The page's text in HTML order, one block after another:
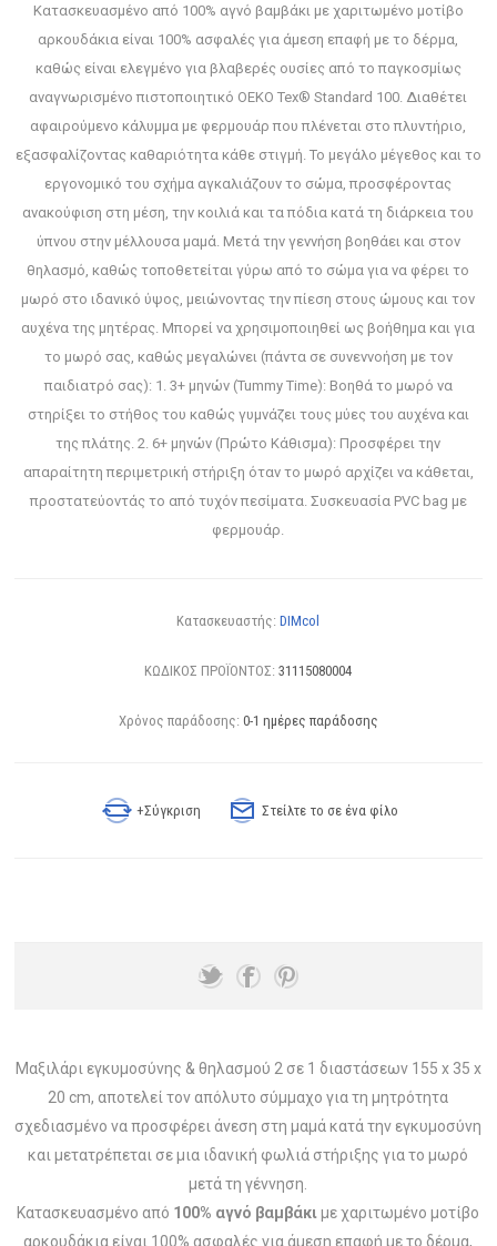
Κατασκευασμένο από 100% αγνό βαμβάκι με χαριτωμένο μοτίβο
αρκουδάκια είναι 100% ασφαλές για άμεση επαφή με το δέρμα,
καθώς είναι ελεγμένο για βλαβερές ουσίες από το παγκοσμίως
αναγνωρισμένο πιστοποιητικό OEKO Tex® Standard 100. Διαθέτει
αφαιρούμενο κάλυμμα με φερμουάρ που πλένεται στο πλυντήριο,
εξασφαλίζοντας καθαριότητα κάθε στιγμή. Το μεγάλο μέγεθος και το
εργονομικό του σχήμα αγκαλιάζουν το σώμα, προσφέροντας
ανακούφιση στη μέση, την κοιλιά και τα πόδια κατά τη διάρκεια του
ύπνου στην μέλλουσα μαμά. Μετά την γεννήση βοηθάει και στον
θηλασμό, καθώς τοποθετείται γύρω από το σώμα για να φέρει το
μωρό στο ιδανικό ύψος, μειώνοντας την πίεση στους ώμους και τον
αυχένα της μητέρας. Μπορεί να χρησιμοποιηθεί ως βοήθημα και για
το μωρό σας, καθώς μεγαλώνει (πάντα σε συνεννοήση με τον
παιδιατρό σας): 1. 3+ μηνών (Tummy Time): Βοηθά το μωρό να
στηρίξει το στήθος του καθώς γυμνάζει τους μύες του αυχένα και
της πλάτης. 2. 6+ μηνών (Πρώτο Κάθισμα): Προσφέρει την
απαραίτητη περιμετρική στήριξη όταν το μωρό αρχίζει να κάθεται,
προστατεύοντάς το από τυχόν πεσίματα. Συσκευασία PVC bag με
φερμουάρ.
Κατασκευαστής: DIMcol
ΚΩΔΙΚΟΣ ΠΡΟΪΟΝΤΟΣ: 31115080004
Χρόνος παράδοσης: 0-1 ημέρες παράδοσης
+Σύγκριση Στείλτε το σε ένα φίλο
Μαξιλάρι εγκυμοσύνης & θηλασμού 2 σε 1 διαστάσεων 155 x 35 x
20 cm, αποτελεί τον απόλυτο σύμμαχο για τη μητρότητα
σχεδιασμένο να προσφέρει άνεση στη μαμά κατά την εγκυμοσύνη
και μετατρέπεται σε μια ιδανική φωλιά στήριξης για το μωρό
μετά τη γέννηση.
Κατασκευασμένο από 100% αγνό βαμβάκιμε χαριτωμένο μοτίβο
αρκουδάκια είναι 100% ασφαλές για άμεση επαφή με το δέρμα,